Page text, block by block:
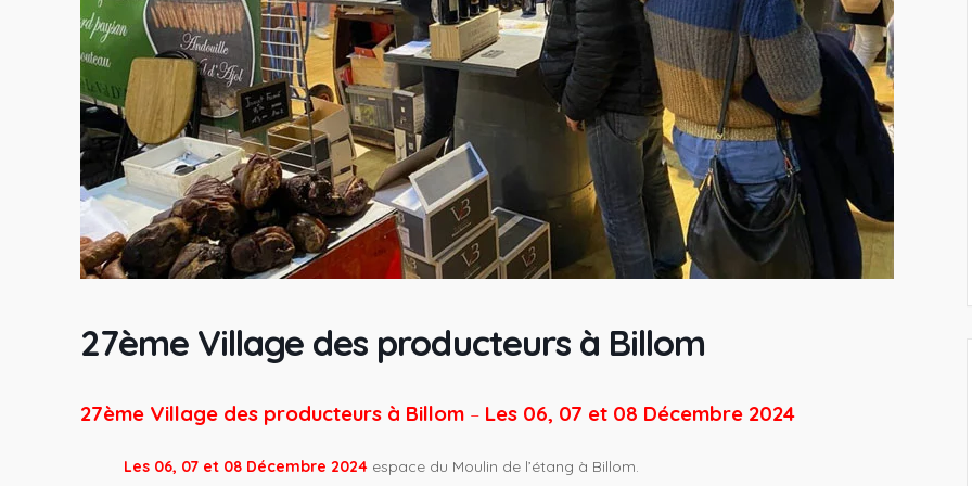
27ème Village des producteurs à Billom
27ème Village des producteurs à Billom – Les 06, 07 et 08 Décembre 2024
Les 06, 07 et 08 Décembre 2024 espace du Moulin de l’étang à Billom.